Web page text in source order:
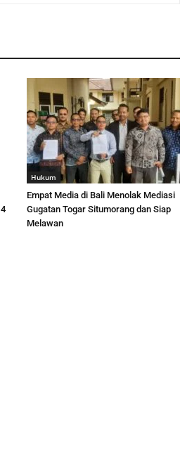
Hukum
Empat Media di Bali Menolak Mediasi
Gugatan Togar Situmorang dan Siap
Melawan